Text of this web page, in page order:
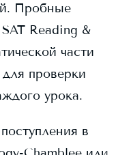
Пробные
Reading &
части
проверки
урока.
в